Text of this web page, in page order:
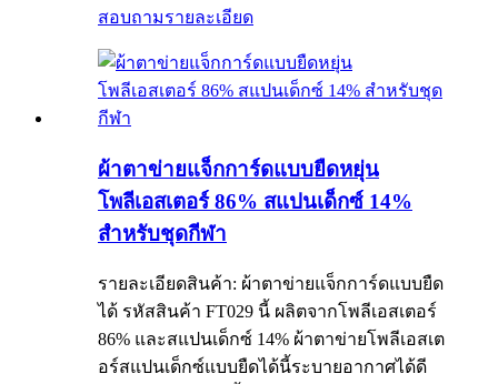
สอบถามรายละเอียด
ผ้าตาข่ายแจ็กการ์ดแบบยืดหยุ่น
โพลีเอสเตอร์ 86% สแปนเด็กซ์ 14%
สำหรับชุดกีฬา
รายละเอียดสินค้า: ผ้าตาข่ายแจ็กการ์ดแบบยืด
ได้ รหัสสินค้า FT029 นี้ ผลิตจากโพลีเอสเตอร์
86% และสแปนเด็กซ์ 14% ผ้าตาข่ายโพลีเอสเต
อร์สแปนเด็กซ์แบบยืดได้นี้ระบายอากาศได้ดี